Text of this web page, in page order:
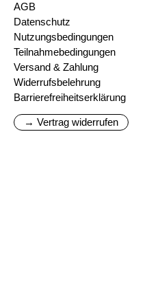
AGB
Datenschutz
Nutzungsbedingungen
Teilnahmebedingungen
Versand & Zahlung
Widerrufsbelehrung
Barrierefreiheitserklärung
→ Vertrag widerrufen